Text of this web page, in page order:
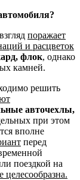
поражает
и расцветок
флок, однако
камней.
решить
авточехлы,
при этом
вполне
перед
поездкой на
целесообразна.